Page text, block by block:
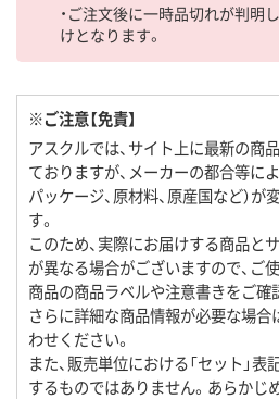
・ご注文後に一時品切れが判明
けとなります。
※ご注意【免責】
アスクルでは、サイト上に最新の商
ておりますが、メーカーの都合等によ
パッケージ、原材料、原産国など）
す。
このため、実際にお届けする商品と
が異なる場合がございますので、ご
商品の商品ラベルや注意書きをご確
さらに詳細な商品情報が必要な場合
わせください。
また、販売単位における「セット」
するものではありません。あらかじ